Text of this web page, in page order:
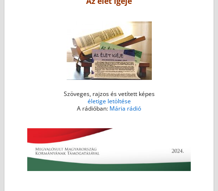
p
Szöveges, rajzos és vetített képes
életige letöltése
A rádióban: Mária rádió